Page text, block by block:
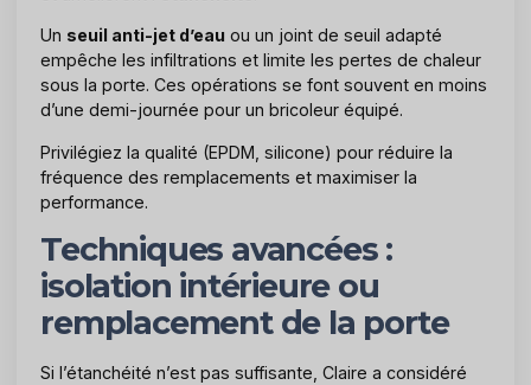
Un seuil anti-jet d’eau ou un joint de seuil adapté
empêche les infiltrations et limite les pertes de chaleur
sous la porte. Ces opérations se font souvent en moins
d’une demi-journée pour un bricoleur équipé.
Privilégiez la qualité (EPDM, silicone) pour réduire la
fréquence des remplacements et maximiser la
performance.
Techniques avancées :
isolation intérieure ou
remplacement de la porte
Si l’étanchéité n’est pas suffisante, Claire a considéré